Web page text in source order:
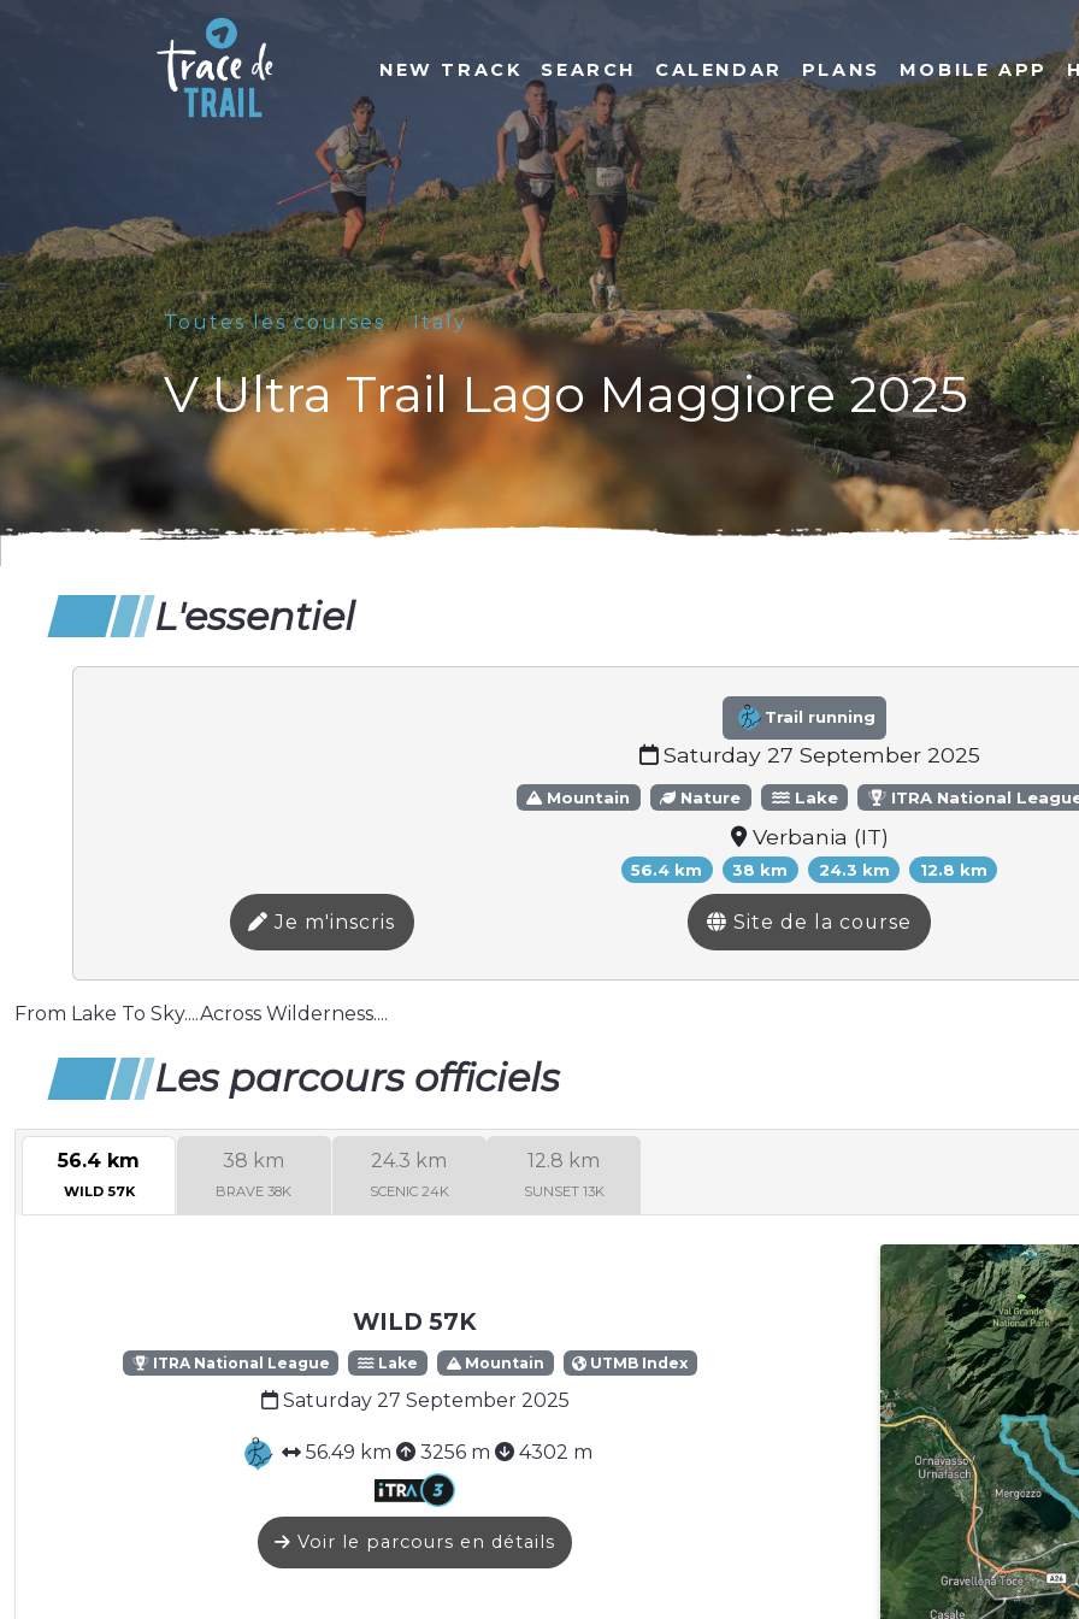
NEW TRACK SEARCH CALENDAR PLANS MOBILE APP
Toutes les courses Italy
V Ultra Trail Lago Maggiore 2025
L'essentiel
Trail running
Saturday 27 September 2025
Mountain Nature Lake ITRA National
Verbania (IT)
56.4 km 38 km 24.3 km 12.8 km
Je m'inscris Site de la course
From Lake To Sky....Across Wilderness....
Les parcours officiels
56.4 km
WILD 57K
38 km
BRAVE 38K
24.3 km
SCENIC 24K
12.8 km
SUNSET 13K
WILD 57K
ITRA National League Lake Mountain UTMB Index
Saturday 27 September 2025
56.49 km 3256 m 4302 m
Voir le parcours en détails